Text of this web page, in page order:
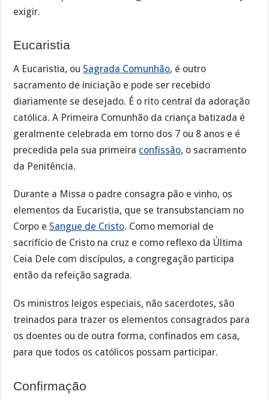
exigir.
Eucaristia
A Eucaristia, ou Sagrada Comunhão, é outro
sacramento de iniciação e pode ser recebido
diariamente se desejado. É o rito central da adoração
católica. A Primeira Comunhão da criança batizada é
geralmente celebrada em torno dos 7 ou 8 anos e é
precedida pela sua primeira confissão, o sacramento
da Penitência.
Durante a Missa o padre consagra pão e vinho, os
elementos da Eucaristia, que se transubstanciam no
Corpo e Sangue de Cristo. Como memorial de
sacrifício de Cristo na cruz e como reflexo da Última
Ceia Dele com discípulos, a congregação participa
então da refeição sagrada.
Os ministros leigos especiais, não sacerdotes, são
treinados para trazer os elementos consagrados para
os doentes ou de outra forma, confinados em casa,
para que todos os católicos possam participar.
Confirmação